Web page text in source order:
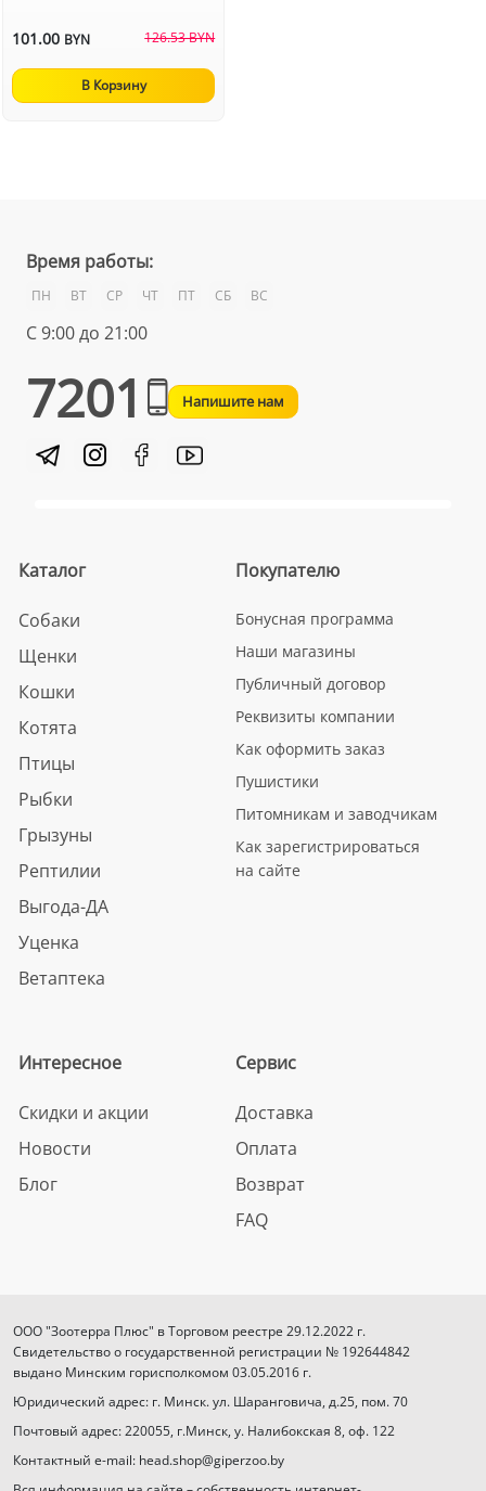
101.00 BYN 126.53 BYN
В Корзину
Время работы:
ПН ВТ СР ЧТ ПТ СБ ВС
С 9:00 до 21:00
7201 Напишите нам
Каталог
Собаки
Щенки
Кошки
Котята
Птицы
Рыбки
Грызуны
Рептилии
Выгода-ДА
Уценка
Ветаптека
Покупателю
Бонусная программа
Наши магазины
Публичный договор
Реквизиты компании
Как оформить заказ
Пушистики
Питомникам и заводчикам
Как зарегистрироваться
на сайте
Интересное
Скидки и акции
Новости
Блог
Сервис
Доставка
Оплата
Возврат
FAQ
ООО "Зоотерра Плюс" в Торговом реестре 29.12.2022 г.
Свидетельство о государственной регистрации № 192644842
выдано Минским горисполкомом 03.05.2016 г.
Юридический адрес: г. Минск. ул. Шаранговича, д.25, пом. 70
Почтовый адрес: 220055, г.Минск, у. Налибокская 8, оф. 122
Контактный e-mail: head.shop@giperzoo.by